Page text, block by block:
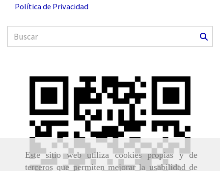
Este sitio web utiliza cookies propias y de
terceros que permiten mejorar la usabilidad de
Política de Privacidad